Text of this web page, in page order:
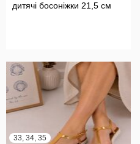
дитячі босоніжки 21,5 см
33, 34, 35